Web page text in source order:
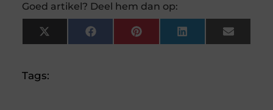
Goed artikel? Deel hem dan op:
X
(Twitter)
FacebookPinterestLinkedInEmail
Tags: